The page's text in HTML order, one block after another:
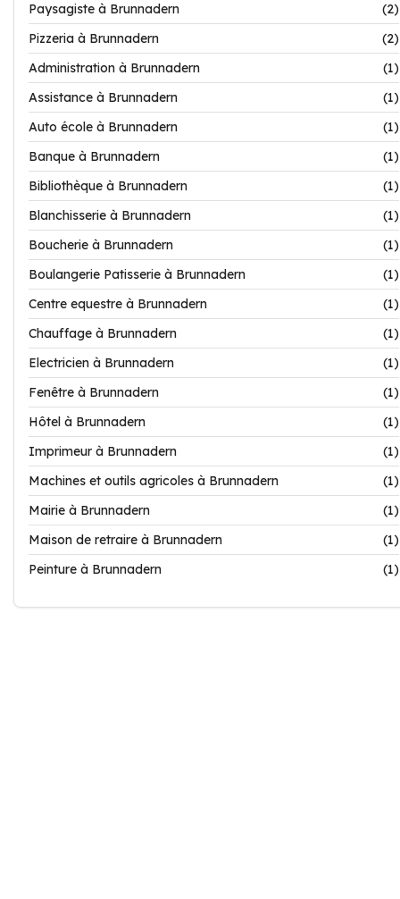
Paysagiste à Brunnadern
(2)
Pizzeria à Brunnadern
(2)
Administration à Brunnadern
(1)
Assistance à Brunnadern
(1)
Auto école à Brunnadern
(1)
Banque à Brunnadern
(1)
Bibliothèque à Brunnadern
(1)
Blanchisserie à Brunnadern
(1)
Boucherie à Brunnadern
(1)
Boulangerie Patisserie à Brunnadern
(1)
Centre equestre à Brunnadern
(1)
Chauffage à Brunnadern
(1)
Electricien à Brunnadern
(1)
Fenêtre à Brunnadern
(1)
Hôtel à Brunnadern
(1)
Imprimeur à Brunnadern
(1)
Machines et outils agricoles à Brunnadern
(1)
Mairie à Brunnadern
(1)
Maison de retraire à Brunnadern
(1)
Peinture à Brunnadern
(1)